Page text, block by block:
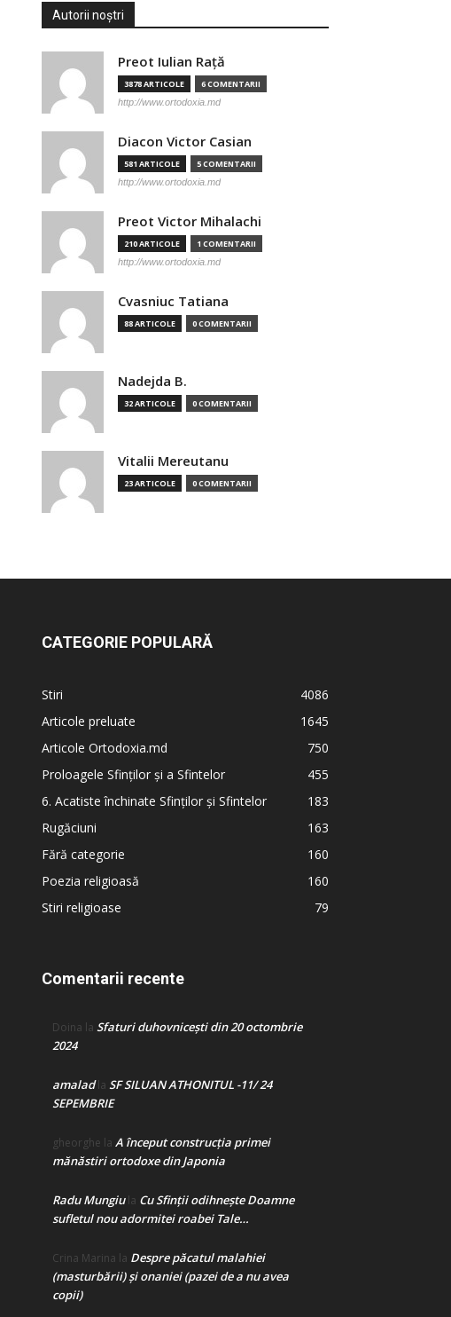
Autorii noștri
Preot Iulian Raţă
3878 ARTICOLE 6 COMENTARII
http://www.ortodoxia.md
Diacon Victor Casian
581 ARTICOLE 5 COMENTARII
http://www.ortodoxia.md
Preot Victor Mihalachi
210 ARTICOLE 1 COMENTARII
http://www.ortodoxia.md
Cvasniuc Tatiana
88 ARTICOLE 0 COMENTARII
Nadejda B.
32 ARTICOLE 0 COMENTARII
Vitalii Mereutanu
23 ARTICOLE 0 COMENTARII
CATEGORIE POPULARĂ
Stiri
4086
Articole preluate
1645
Articole Ortodoxia.md
750
Proloagele Sfinților și a Sfintelor
455
6. Acatiste închinate Sfinților și Sfintelor
183
Rugăciuni
163
Fără categorie
160
Poezia religioasă
160
Stiri religioase
79
Comentarii recente
Doina la Sfaturi duhovnicești din 20 octombrie
2024
amaladla SF SILUAN ATHONITUL -11/ 24
SEPEMBRIE
gheorghe la A început construcţia primei
mănăstiri ortodoxe din Japonia
Radu Mungiula Cu Sfinții odihnește Doamne
sufletul nou adormitei roabei Tale…
Crina Marina la Despre păcatul malahiei
(masturbării) şi onaniei (pazei de a nu avea
copii)